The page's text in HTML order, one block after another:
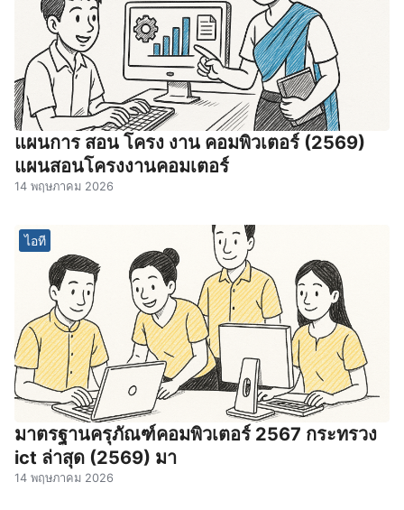
แผนการ สอน โครง งาน คอมพิวเตอร์ (2569)
แผนสอนโครงงานคอมเตอร์
14 พฤษภาคม 2026
ไอที
มาตรฐานครุภัณฑ์คอมพิวเตอร์ 2567 กระทรวง
ict ล่าสุด (2569) มา
14 พฤษภาคม 2026